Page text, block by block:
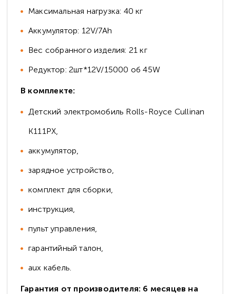
Максимальная нагрузка: 40 кг
Аккумулятор: 12V/7Ah
Вес собранного изделия: 21 кг
Редуктор: 2шт*12V/15000 об 45W
В комплекте:
Детский электромобиль Rolls-Royce Cullinan
K111PX,
аккумулятор,
зарядное устройство,
комплект для сборки,
инструкция,
пульт управления,
гарантийный талон,
aux кабель.
Гарантия от производителя: 6 месяцев на